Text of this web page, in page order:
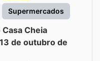
Supermercados
Cheia
de outubro de